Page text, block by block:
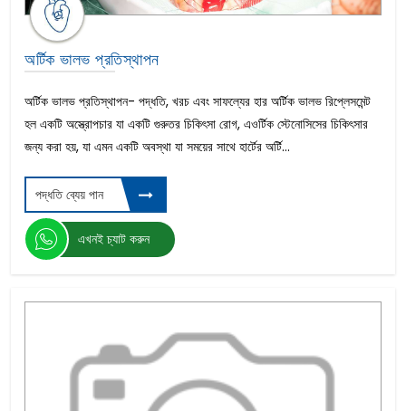
অর্টিক ভালভ প্রতিস্থাপন
অর্টিক ভালভ প্রতিস্থাপন- পদ্ধতি, খরচ এবং সাফল্যের হার অর্টিক ভালভ রিপ্লেসমেন্ট
হল একটি অস্ত্রোপচার যা একটি গুরুতর চিকিৎসা রোগ, এওর্টিক স্টেনোসিসের চিকিৎসার
জন্য করা হয়, যা এমন একটি অবস্থা যা সময়ের সাথে হার্টের অর্টি...
পদ্ধতি ব্যেয় পান
এখনই চ্যাট করুন